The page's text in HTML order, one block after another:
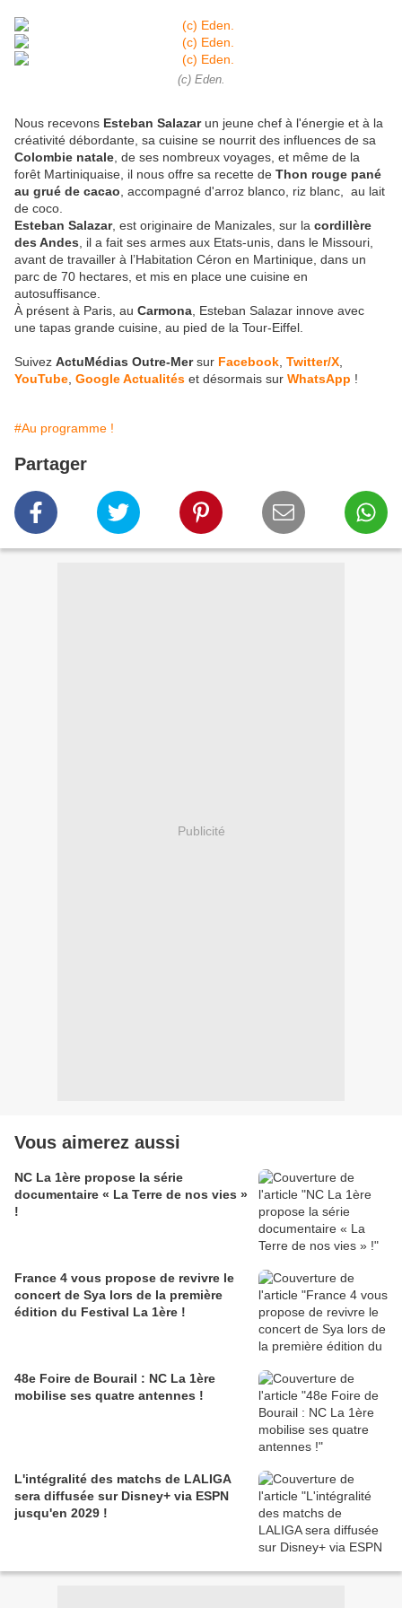
(c) Eden.
Nous recevons Esteban Salazarun jeune chef à l'énergie et à la
créativité débordante, sa cuisine se nourrit des influences de sa
Colombie natale , de ses nombreux voyages, et même de la
forêt Martiniquaise, il nous offre sa recette de Thon rouge pané
au grué de cacao , accompagné d'arroz blanco, riz blanc, au lait
de coco.
Esteban Salazar, est originaire de Manizales, sur la cordillère
des Andes , il a fait ses armes aux Etats-unis, dans le Missouri,
avant de travailler à l’Habitation Céron en Martinique, dans un
parc de 70 hectares, et mis en place une cuisine en
autosuffisance.
À présent à Paris, au Carmona , Esteban Salazar innove avec
une tapas grande cuisine, au pied de la Tour-Eiffel.
Suivez ActuMédias Outre-Mersur Facebook Twitter/X
YouTube Google Actualités et désormais sur WhatsApp !
#Au programme !
Partager
Publicité
Vous aimerez aussi
NC La 1ère propose la série
documentaire « La Terre de nos vies »
!
France 4 vous propose de revivre le
concert de Sya lors de la première
édition du Festival La 1ère !
48e Foire de Bourail : NC La 1ère
mobilise ses quatre antennes !
L'intégralité des matchs de LALIGA
sera diffusée sur Disney+ via ESPN
jusqu'en 2029 !